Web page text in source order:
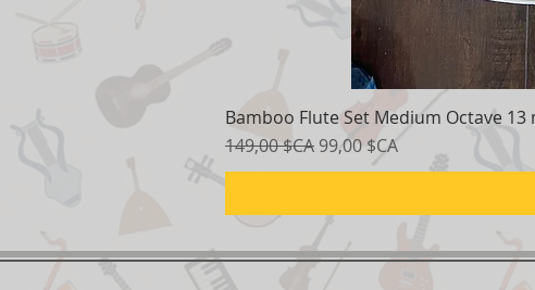
Bamboo Flute Set Medium Octave
Prix original
149,00 $CA Prix promotionnel
99,00 $CA